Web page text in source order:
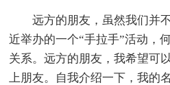
远方的朋友，虽然我们并
近举办的一个“手拉手”活动，
关系。远方的朋友，我希望可
上朋友。自我介绍一下，我的